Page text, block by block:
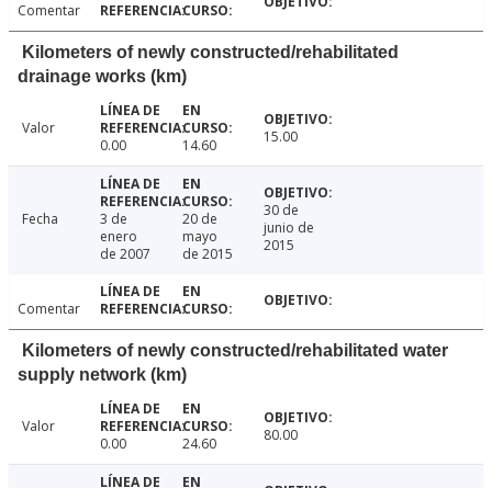
Comentar
Kilometers of newly constructed/rehabilitated
drainage works (km)
Valor
0.00
14.60 15.00
Fecha
3 de
enero
de 2007
20 de
mayo
de 2015
30 de
junio de
2015
Comentar
Kilometers of newly constructed/rehabilitated water
supply network (km)
Valor
0.00
24.60 80.00